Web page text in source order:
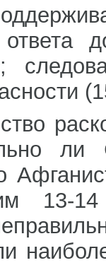
ли
13-